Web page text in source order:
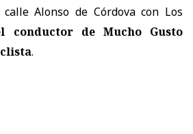
Alonso de Córdova con Los
conductor de Mucho Gusto
.